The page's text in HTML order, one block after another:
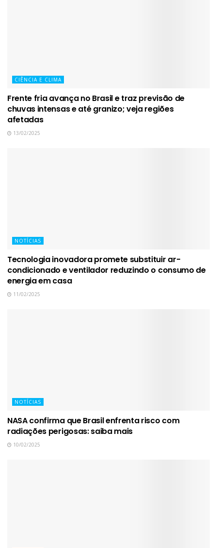
CIÊNCIA E CLIMA
Frente fria avança no Brasil e traz previsão de
chuvas intensas e até granizo; veja regiões
afetadas
13/02/2025
NOTÍCIAS
Tecnologia inovadora promete substituir ar-
condicionado e ventilador reduzindo o consumo de
energia em casa
11/02/2025
NOTÍCIAS
NASA confirma que Brasil enfrenta risco com
radiações perigosas: saiba mais
10/02/2025